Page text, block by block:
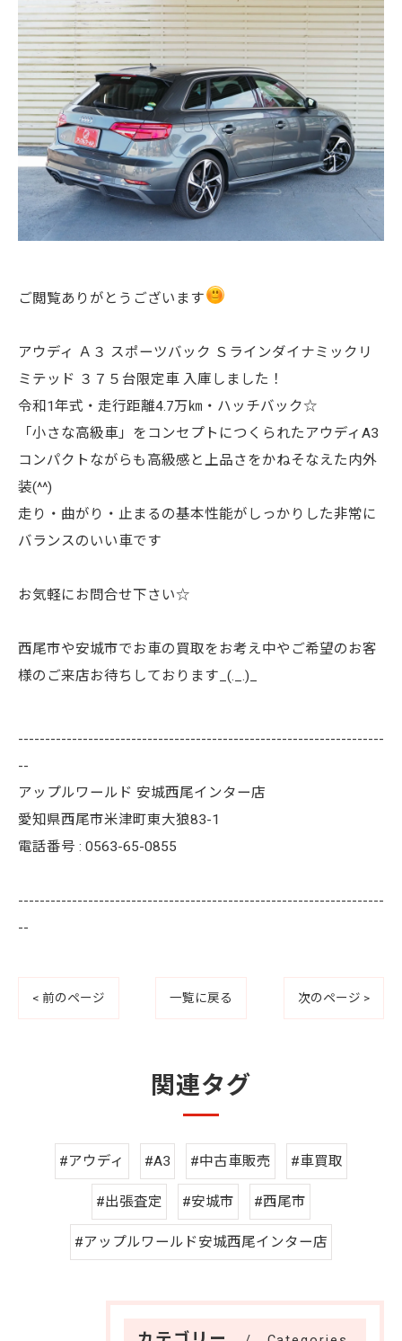
ご閲覧ありがとうございます
アウディ Ａ３ スポーツバック Ｓラインダイナミックリ
ミテッド ３７５台限定車 入庫しました！
令和1年式・走行距離4.7万㎞・ハッチバック☆
「小さな高級車」をコンセプトにつくられたアウディA3
コンパクトながらも高級感と上品さをかねそなえた内外
装(^^)
走り・曲がり・止まるの基本性能がしっかりした非常に
バランスのいい車です
お気軽にお問合せ下さい☆
西尾市や安城市でお車の買取をお考え中やご希望のお客
様のご来店お待ちしております_(._.)_
--------------------------------------------------------------------
--
アップルワールド 安城西尾インター店
愛知県西尾市米津町東大狼83-1
電話番号 : 0563-65-0855
--------------------------------------------------------------------
--
< 前のページ 一覧に戻る 次のページ >
関連タグ
#アウディ #A3 #中古車販売 #車買取
#出張査定 #安城市 #西尾市
#アップルワールド安城西尾インター店